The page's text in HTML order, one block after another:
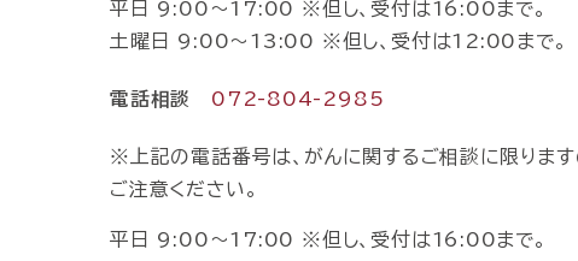
平日 9:00～17:00 ※但し、受付は16:00まで。
土曜日 9:00～13:00 ※但し、受付は12:00まで。
電話相談 072-804-2985
上記の電話番号は、がんに関するご相談に限ります
ご注意ください。
平日 9:00～17:00 ※但し、受付は16:00まで。